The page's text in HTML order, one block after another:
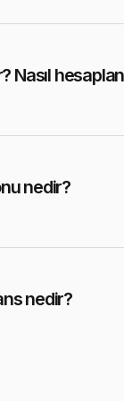
Nasıl
nedir?
nedir?